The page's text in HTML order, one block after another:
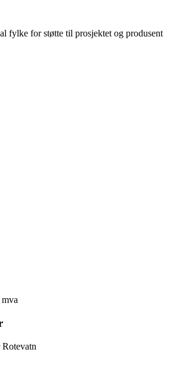
fylke for støtte til prosjektet og produsent